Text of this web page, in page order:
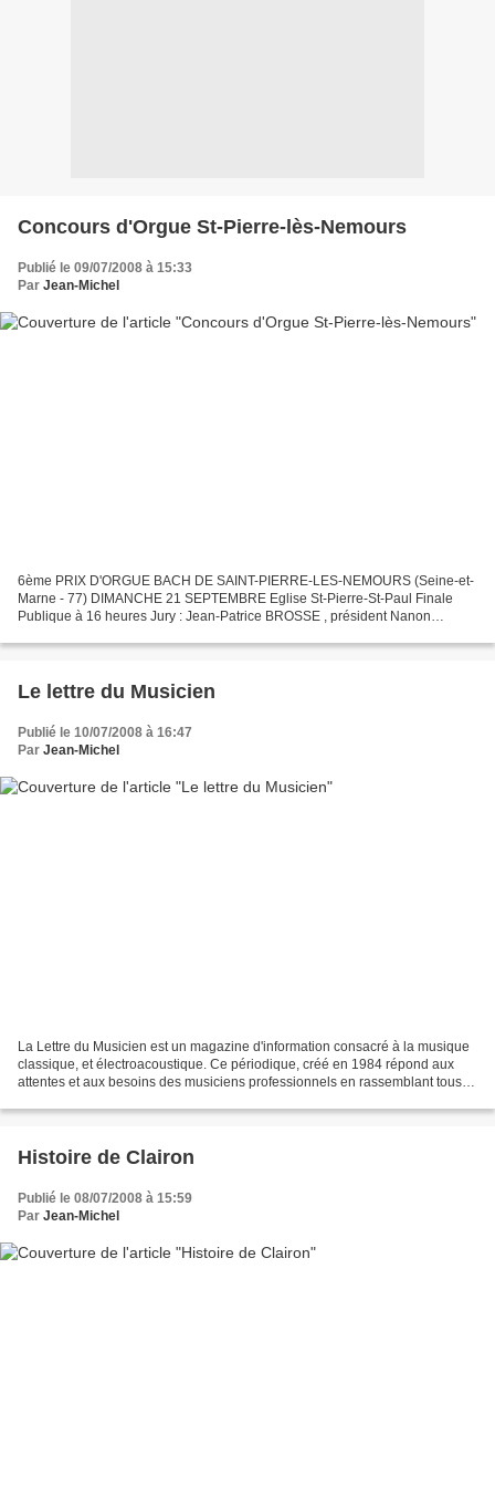
Concours d'Orgue St-Pierre-lès-Nemours
Publié le 09/07/2008 à 15:33
Par Jean-Michel
6ème PRIX D'ORGUE BACH DE SAINT-PIERRE-LES-NEMOURS (Seine-et-
Marne - 77) DIMANCHE 21 SEPTEMBRE Eglise St-Pierre-St-Paul Finale
Publique à 16 heures Jury : Jean-Patrice BROSSE , président Nanon
Le lettre du Musicien
Publié le 10/07/2008 à 16:47
Par Jean-Michel
La Lettre du Musicien est un magazine d'information consacré à la musique
classique, et électroacoustique. Ce périodique, créé en 1984 répond aux
attentes et aux besoins des musiciens professionnels en rassemblant tous
Histoire de Clairon
Publié le 08/07/2008 à 15:59
Par Jean-Michel